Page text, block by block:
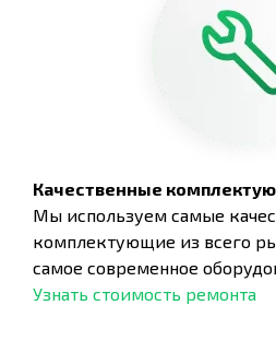
Качественные
Мы используем самые
комплектующие из всего
самое современное
Узнать стоимость ремонта